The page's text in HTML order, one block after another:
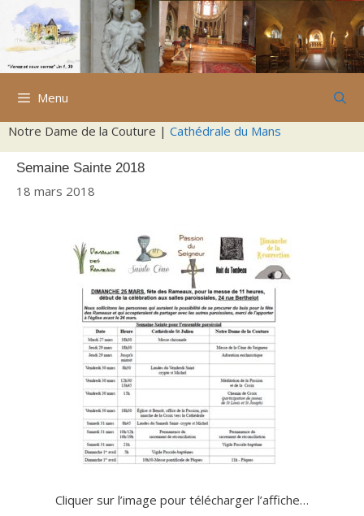
Aller
contenu
Menu
Notre Dame de la Couture | Cathédrale du Mans
Semaine Sainte 2018
18 mars 2018
Cliquer sur l’image pour télécharger l’affiche…